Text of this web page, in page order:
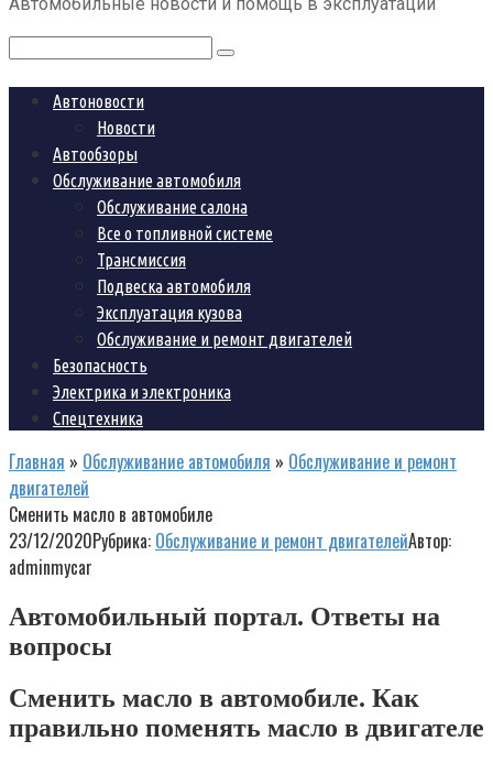
Поиск:
Автоновости
Новости
Автообзоры
Обслуживание автомобиля
Обслуживание салона
Все о топливной системе
Трансмиссия
Подвеска автомобиля
Эксплуатация кузова
Обслуживание и ремонт двигателей
Безопасность
Электрика и электроника
Спецтехника
Главная » Обслуживание автомобиля » Обслуживание и ремонт
двигателей
Сменить масло в автомобиле
23/12/2020Рубрика: Обслуживание и ремонт двигателейАвтор:
adminmycar
Автомобильный портал. Ответы на
вопросы
Сменить масло в автомобиле. Как
правильно поменять масло в двигателе